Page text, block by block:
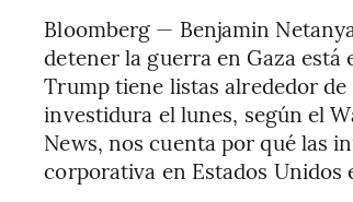
Bloomberg — Benjamin
detener la guerra en Gaza
Trump tiene listas alrededor
investidura el lunes, según el
News, nos cuenta por qué las
corporativa en Estados Unidos